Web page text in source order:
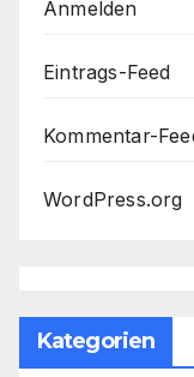
Anmelden
Eintrags-Feed
Kommentar-
WordPress.org
Kategorien